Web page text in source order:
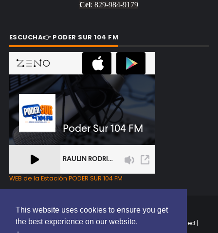
This website uses cookies to ensure you get
the best experience on our website.
Cel: 829-984-9179
ESCUCHA👉 PODER SUR 104 FM
WEB de la Estación PODER SUR 104 FM
Copyright © 2025 | EL PODER DEL SUR RD | All Rights Reserved |